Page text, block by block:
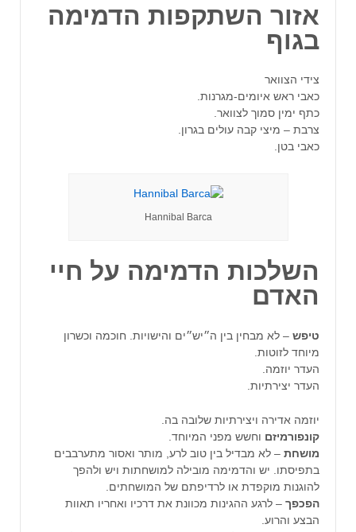
אזור השתקפות הדמימה
בגוף
צידי הצוואר
כאבי ראש איומים-מגרנות.
כתף ימין סמוך לצוואר.
צרבת – מיצי קבה עולים בגרון.
כאבי בטן.
Hannibal Barca
השלכות הדמימה על חיי
האדם
טיפש – לא מבחין בין ה״יש״ים והישויות. חוכמה וכשרון
מיוחד לזוטות.
העדר יוזמה.
העדר יצירתיות.
יוזמה אדירה ויצירתיות שלובה בה.
קונפורמיזם וחשש מפני המיוחד.
מושחת – לא מבדיל בין טוב לרע, מותר ואסור מתערבבים
בתפיסתו. יש והדמימה מובילה למושחתות ויש ולהפך
להוגנות מוקפדת או לרדיפתם של המושחתים.
הפכפך – לרגע ההגינות מכוונת את דרכיו ואחריו תאוות
הבצע והרוע.